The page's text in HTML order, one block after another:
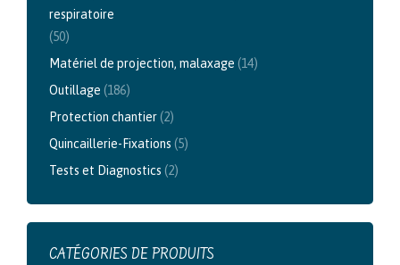
respiratoire
(50)
Matériel de projection, malaxage (14)
Outillage (186)
Protection chantier(2)
Quincaillerie-Fixations (5)
Tests et Diagnostics (2)
CATÉGORIES DE PRODUITS